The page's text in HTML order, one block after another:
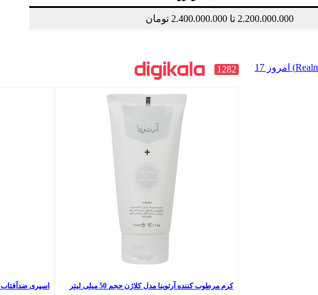
2.200.000.000 تا 2.400.000.000 تومان
قیمت هدفون ریلمی (Realme) امروز 17
1282
کرم مرطوب کننده آرتوینا مدل کلاژن حجم 50 میلی لیتر